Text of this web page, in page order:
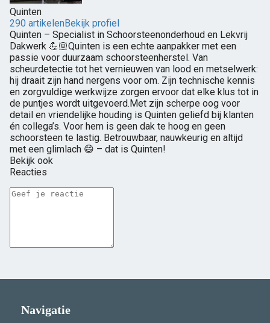
Quinten
290 artikelenBekijk profiel
Quinten – Specialist in Schoorsteenonderhoud en Lekvrij
Dakwerk 💪🏼Quinten is een echte aanpakker met een
passie voor duurzaam schoorsteenherstel. Van
scheurdetectie tot het vernieuwen van lood en metselwerk:
hij draait zijn hand nergens voor om. Zijn technische kennis
en zorgvuldige werkwijze zorgen ervoor dat elke klus tot in
de puntjes wordt uitgevoerd.Met zijn scherpe oog voor
detail en vriendelijke houding is Quinten geliefd bij klanten
én collega’s. Voor hem is geen dak te hoog en geen
schoorsteen te lastig. Betrouwbaar, nauwkeurig en altijd
met een glimlach 😄 – dat is Quinten!
Bekijk ook
Reacties
Navigatie